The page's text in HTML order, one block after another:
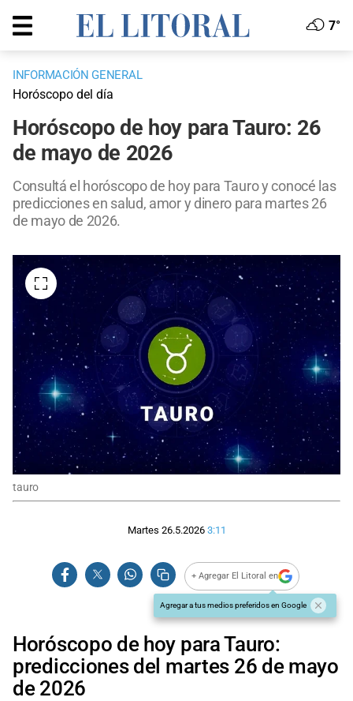
7°
INFORMACIÓN GENERAL
Horóscopo del día
Horóscopo de hoy para Tauro: 26
de mayo de 2026
Consultá el horóscopo de hoy para Tauro y conocé las
predicciones en salud, amor y dinero para martes 26
de mayo de 2026.
tauro
Martes 26.5.2026 3:11
+ Agregar El Litoral en
Agregar a tus medios preferidos en Google
Horóscopo de hoy para Tauro:
predicciones del martes 26 de mayo
de 2026